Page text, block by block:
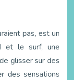
pas, est un
et le surf, une
glisser sur des
des sensations